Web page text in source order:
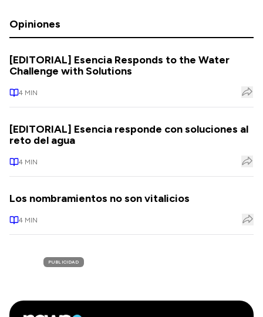
Opiniones
[EDITORIAL] Esencia Responds to the Water
Challenge with Solutions
4 MIN
[EDITORIAL] Esencia responde con soluciones al
reto del agua
4 MIN
Los nombramientos no son vitalicios
4 MIN
PUBLICIDAD